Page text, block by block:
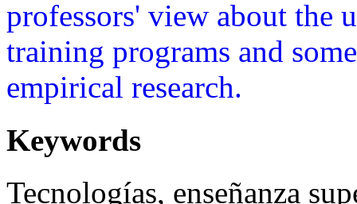
professors' view about the
training programs and
empirical research.
Keywords
Tecnologías, enseñanza